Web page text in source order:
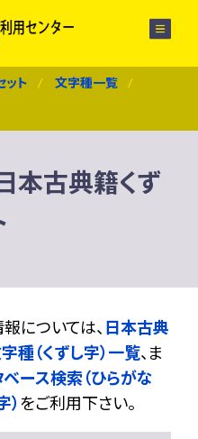
ット 文字種一覧
日本古典籍くず
については、 日本古典
種（くずし字）一覧、ま
ース検索（ひらがな
） をご利用下さい。